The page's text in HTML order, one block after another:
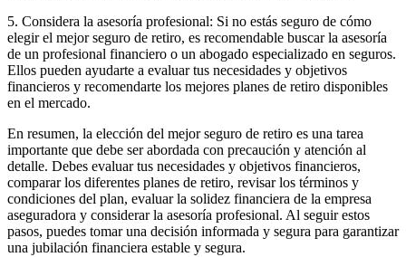
5. Considera la asesoría profesional: Si no estás seguro de cómo
elegir el mejor seguro de retiro, es recomendable buscar la asesoría
de un profesional financiero o un abogado especializado en seguros.
Ellos pueden ayudarte a evaluar tus necesidades y objetivos
financieros y recomendarte los mejores planes de retiro disponibles
en el mercado.
En resumen, la elección del mejor seguro de retiro es una tarea
importante que debe ser abordada con precaución y atención al
detalle. Debes evaluar tus necesidades y objetivos financieros,
comparar los diferentes planes de retiro, revisar los términos y
condiciones del plan, evaluar la solidez financiera de la empresa
aseguradora y considerar la asesoría profesional. Al seguir estos
pasos, puedes tomar una decisión informada y segura para garantizar
una jubilación financiera estable y segura.